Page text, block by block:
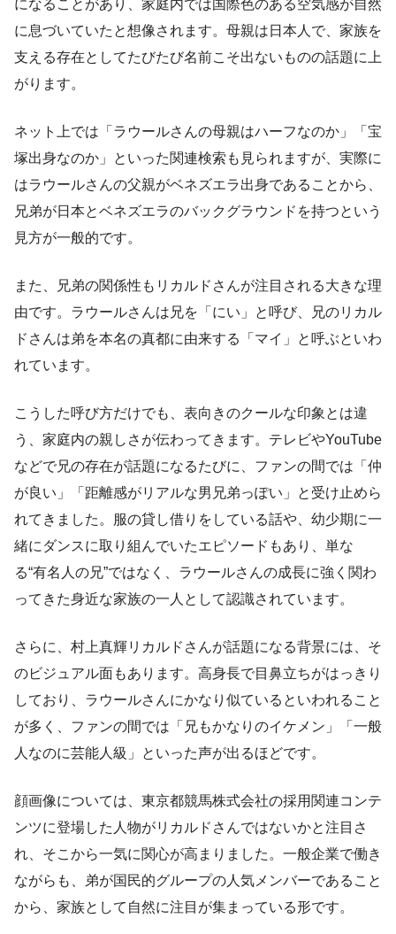
になることがあり、家庭内では国際色のある空気感が自然
に息づいていたと想像されます。母親は日本人で、家族を
支える存在としてたびたび名前こそ出ないものの話題に上
がります。
ネット上では「ラウールさんの母親はハーフなのか」「宝
塚出身なのか」といった関連検索も見られますが、実際に
はラウールさんの父親がベネズエラ出身であることから、
兄弟が日本とベネズエラのバックグラウンドを持つという
見方が一般的です。
また、兄弟の関係性もリカルドさんが注目される大きな理
由です。ラウールさんは兄を「にい」と呼び、兄のリカル
ドさんは弟を本名の真都に由来する「マイ」と呼ぶといわ
れています。
こうした呼び方だけでも、表向きのクールな印象とは違
う、家庭内の親しさが伝わってきます。テレビやYouTube
などで兄の存在が話題になるたびに、ファンの間では「仲
が良い」「距離感がリアルな男兄弟っぽい」と受け止めら
れてきました。服の貸し借りをしている話や、幼少期に一
緒にダンスに取り組んでいたエピソードもあり、単な
る“有名人の兄”ではなく、ラウールさんの成長に強く関わ
ってきた身近な家族の一人として認識されています。
さらに、村上真輝リカルドさんが話題になる背景には、そ
のビジュアル面もあります。高身長で目鼻立ちがはっきり
しており、ラウールさんにかなり似ているといわれること
が多く、ファンの間では「兄もかなりのイケメン」「一般
人なのに芸能人級」といった声が出るほどです。
顔画像については、東京都競馬株式会社の採用関連コンテ
ンツに登場した人物がリカルドさんではないかと注目さ
れ、そこから一気に関心が高まりました。一般企業で働き
ながらも、弟が国民的グループの人気メンバーであること
から、家族として自然に注目が集まっている形です。